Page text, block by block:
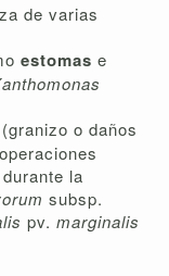
de varias
estomas e
o daños
la
subsp.
pv. marginalis